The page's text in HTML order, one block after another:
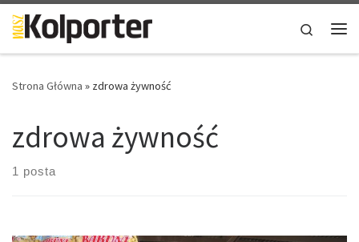
Skip to content
Search
Strona Główna » zdrowa żywność
zdrowa żywność
1 posta